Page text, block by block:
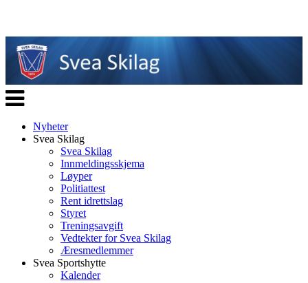
Veksle
navigasjon
Nyheter
Svea Skilag
Svea Skilag
Innmeldingsskjema
Løyper
Politiattest
Rent idrettslag
Styret
Treningsavgift
Vedtekter for Svea Skilag
Æresmedlemmer
Svea Sportshytte
Kalender